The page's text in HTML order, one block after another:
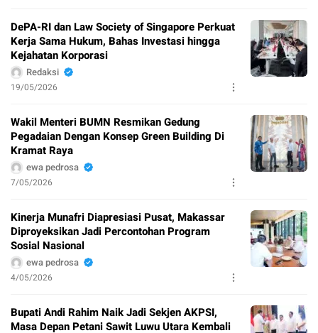
DePA-RI dan Law Society of Singapore Perkuat
Kerja Sama Hukum, Bahas Investasi hingga
Kejahatan Korporasi
Redaksi
19/05/2026
Wakil Menteri BUMN Resmikan Gedung
Pegadaian Dengan Konsep Green Building Di
Kramat Raya
ewa pedrosa
7/05/2026
Kinerja Munafri Diapresiasi Pusat, Makassar
Diproyeksikan Jadi Percontohan Program
Sosial Nasional
ewa pedrosa
4/05/2026
Bupati Andi Rahim Naik Jadi Sekjen AKPSI,
Masa Depan Petani Sawit Luwu Utara Kembali